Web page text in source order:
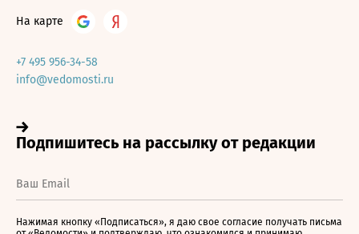
На карте
+7 495 956-34-58
info@vedomosti.ru
Нажимая кнопку «Подписаться», я даю свое согласие получать письма